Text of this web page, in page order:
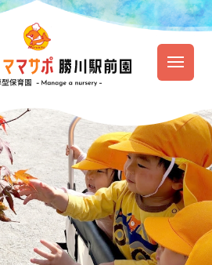
保育の特徴 園での生活